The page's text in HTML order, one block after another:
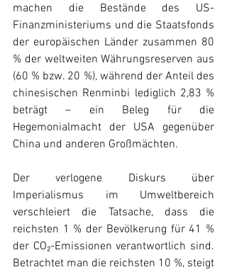
machen die Bestände des US-
Finanzministeriums und die Staatsfonds
der europäischen Länder zusammen 80
% der weltweiten Währungsreserven aus
(60 % bzw. 20 %), während der Anteil des
chinesischen Renminbi lediglich 2,83 %
beträgt – ein Beleg für die
Hegemonialmacht der USA gegenüber
China und anderen Großmächten.
Der verlogene Diskurs über
Imperialismus im Umweltbereich
verschleiert die Tatsache, dass die
reichsten 1 % der Bevölkerung für 41 %
der CO₂-Emissionen verantwortlich sind.
Betrachtet man die reichsten 10 %, steigt